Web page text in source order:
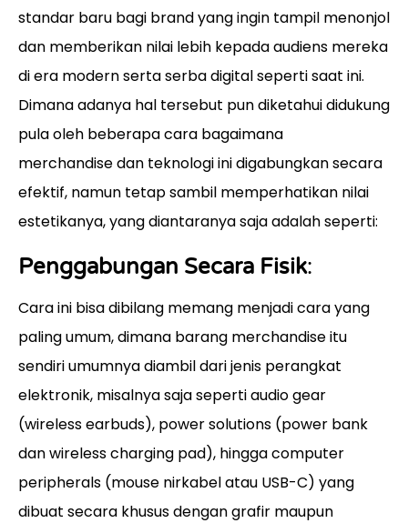
standar baru bagi brand yang ingin tampil menonjol
dan memberikan nilai lebih kepada audiens mereka
di era modern serta serba digital seperti saat ini.
Dimana adanya hal tersebut pun diketahui didukung
pula oleh beberapa cara bagaimana
merchandise dan teknologi ini digabungkan secara
efektif, namun tetap sambil memperhatikan nilai
estetikanya, yang diantaranya saja adalah seperti:
Penggabungan Secara Fisik:
Cara ini bisa dibilang memang menjadi cara yang
paling umum, dimana barang merchandise itu
sendiri umumnya diambil dari jenis perangkat
elektronik, misalnya saja seperti audio gear
(wireless earbuds), power solutions (power bank
dan wireless charging pad), hingga computer
peripherals (mouse nirkabel atau USB-C) yang
dibuat secara khusus dengan grafir maupun